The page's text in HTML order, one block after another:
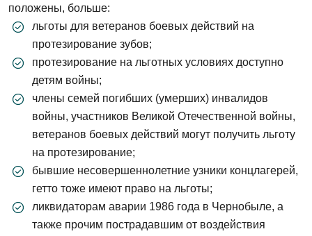
положены, больше:
льготы для ветеранов боевых действий на
протезирование зубов;
протезирование на льготных условиях доступно
детям войны;
члены семей погибших (умерших) инвалидов
войны, участников Великой Отечественной войны,
ветеранов боевых действий могут получить льготу
на протезирование;
бывшие несовершеннолетние узники концлагерей,
гетто тоже имеют право на льготы;
ликвидаторам аварии 1986 года в Чернобыле, а
также прочим пострадавшим от воздействия